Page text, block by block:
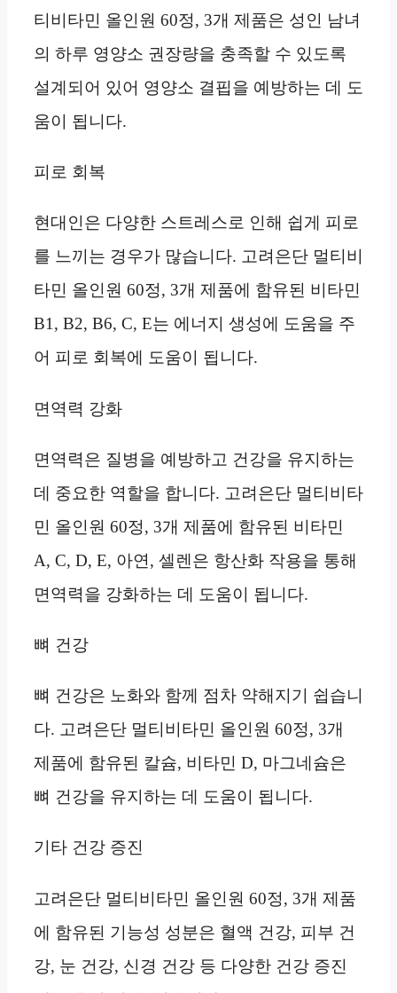
티비타민 올인원 60정, 3개 제품은 성인 남녀
의 하루 영양소 권장량을 충족할 수 있도록
설계되어 있어 영양소 결핍을 예방하는 데 도
움이 됩니다.
피로 회복
현대인은 다양한 스트레스로 인해 쉽게 피로
를 느끼는 경우가 많습니다. 고려은단 멀티비
타민 올인원 60정, 3개 제품에 함유된 비타민
B1, B2, B6, C, E는 에너지 생성에 도움을 주
어 피로 회복에 도움이 됩니다.
면역력 강화
면역력은 질병을 예방하고 건강을 유지하는
데 중요한 역할을 합니다. 고려은단 멀티비타
민 올인원 60정, 3개 제품에 함유된 비타민
A, C, D, E, 아연, 셀렌은 항산화 작용을 통해
면역력을 강화하는 데 도움이 됩니다.
뼈 건강
뼈 건강은 노화와 함께 점차 약해지기 쉽습니
다. 고려은단 멀티비타민 올인원 60정, 3개
제품에 함유된 칼슘, 비타민 D, 마그네슘은
뼈 건강을 유지하는 데 도움이 됩니다.
기타 건강 증진
고려은단 멀티비타민 올인원 60정, 3개 제품
에 함유된 기능성 성분은 혈액 건강, 피부 건
강, 눈 건강, 신경 건강 등 다양한 건강 증진